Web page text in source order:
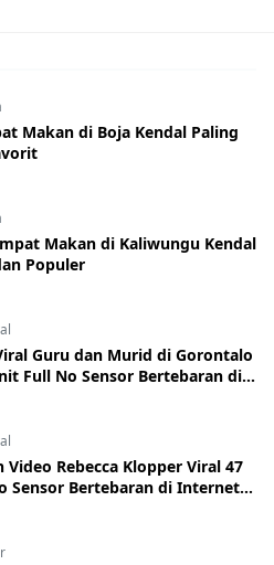
Makan di Boja Kendal Paling
Makan di Kaliwungu Kendal
Populer
Guru dan Murid di Gorontalo
Full No Sensor Bertebaran di
Hati Phising!
Rebecca Klopper Viral 47
Sensor Bertebaran di Internet,